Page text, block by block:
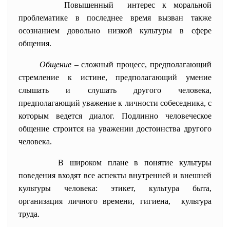
Повышенный интерес к моральной
проблематике в последнее время вызван также
осознанием довольно низкой культуры в сфере
общения.
Общение– сложный процесс, предполагающий
стремление к истине, предполагающий умение
слышать и слушать другого человека,
предполагающий уважение к личности собеседника, с
которым ведется диалог. Подлинно человеческое
общение строится на уважении достоинства другого
человека.
В широком плане в понятиекультуры
поведения входят все аспекты внутренней и внешней
культуры человека: этикет, культура быта,
организация личного времени, гигиена, культура
труда.